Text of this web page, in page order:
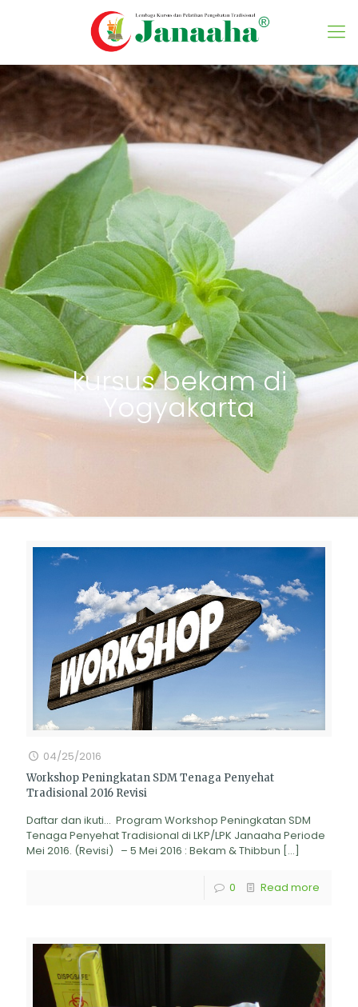
kursus bekam di
Yogyakarta
04/25/2016
Workshop Peningkatan SDM Tenaga Penyehat
Tradisional 2016 Revisi
Daftar dan ikuti… Program Workshop Peningkatan SDM
Tenaga Penyehat Tradisional di LKP/LPK Janaaha Periode
Mei 2016. (Revisi) – 5 Mei 2016 : Bekam & Thibbun […]
0 Read more